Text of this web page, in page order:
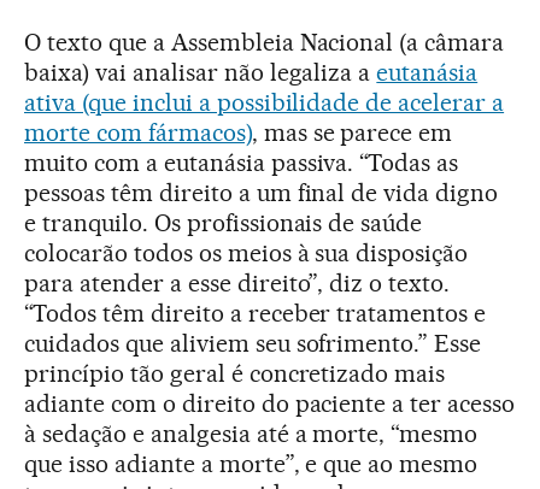
O texto que a Assembleia Nacional (a câmara
baixa) vai analisar não legaliza aeutanásia
ativa (que inclui a possibilidade de acelerar a
morte com fármacos), mas se parece em
muito com a eutanásia passiva. “Todas as
pessoas têm direito a um final de vida digno
e tranquilo. Os profissionais de saúde
colocarão todos os meios à sua disposição
para atender a esse direito”, diz o texto.
“Todos têm direito a receber tratamentos e
cuidados que aliviem seu sofrimento.” Esse
princípio tão geral é concretizado mais
adiante com o direito do paciente a ter acesso
à sedação e analgesia até a morte, “mesmo
que isso adiante a morte”, e que ao mesmo